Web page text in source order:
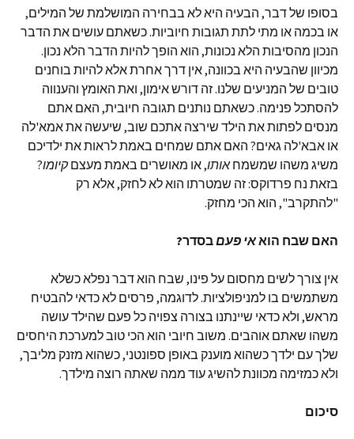
בסופו של דבר, הבעיה היא לא בבחירה המושלמת של המילים,
או בכמה או מתי לתת תגובות חיוביות. כשאתם עושים את הדבר
הנכון מהסיבות הלא נכונות, הוא הופך להיות הדבר הלא נכון.
מכיוון שהבעיה היא בכוונה, אין דרך אחרת אלא להיות בוחנים
טובים של המניעים שלנו. זה דורש אימון, ואת האומץ והענווה
להסתכל פנימה. כשאתם נותנים תגובה חיובית, האם אתם
מנסים לפתות את הילד שירצה אתכם שוב, שיעשה את אמא'לה
או אבא'לה גאים? האם אתם שמחים באמת לראות את ילדיכם
משיג משהו שמשמחאותו, או מאושרים באמת מעצםקיומו?
בזאת נח פרדוקס: זה שמטרתו הוא לא לחזק, אלא רק
"להתקרב", הוא הכי מחזק.
האם שבח הואאי פעםבסדר?
אין צורך לשים מחסום על פינו, שבח הוא דבר נפלא כשלא
משתמשים בו למניפולציות. לדוגמה, פרסים לא כדאי להבטיח
מראש, ולא כדאי שיינתנו בצורה צפויה כל פעם שהילד עושה
משהו שאתם אוהבים. משוב חיובי הוא הכי טוב למערכת היחסים
שלך עם ילדך כשהוא מוענק באופן ספונטני, כשהוא מזנק מליבך,
ולא כמזימה מכוונת להשיג עוד ממה שאתה רוצה מילדך.
סיכום